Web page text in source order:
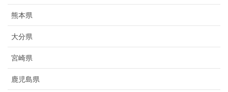
熊本県
大分県
宮崎県
鹿児島県